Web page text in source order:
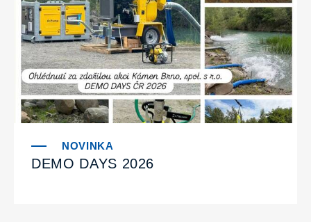
DEMO DAYS 2026